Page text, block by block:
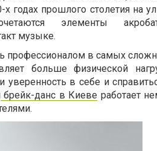
годах прошлого столетия на
элементы
музыке.
профессионалом в самых
больше физической
уверенность в себе и
брейк-данс в Киеве работает